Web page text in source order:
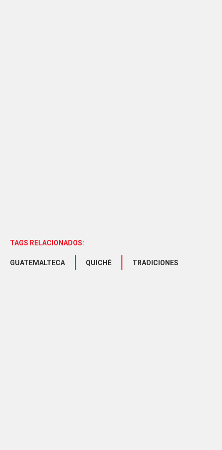
TAGS RELACIONADOS:
GUATEMALTECA QUICHÉ TRADICIONES